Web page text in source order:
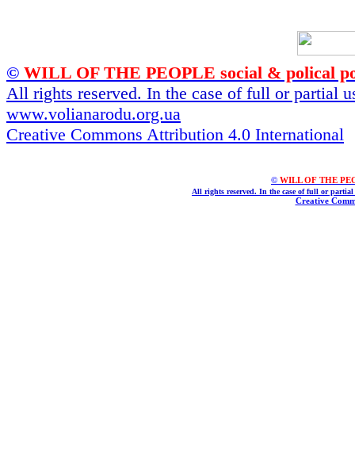
© WILL OF THE PEOPLE social & polical
All rights reserved. In the case of full or partial
www.volianarodu.org.ua
Creative Commons Attribution 4.0 International
© WILL OF THE
All rights reserved. In the case of full or
Creative